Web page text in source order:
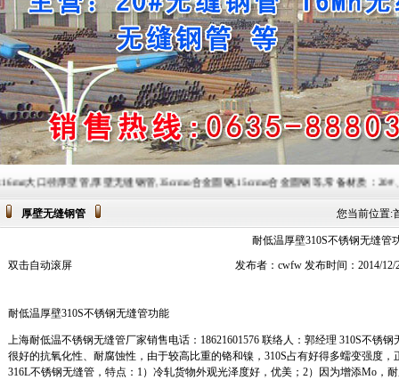
大口径厚壁管,厚壁无缝钢管,35crmo合金圆钢,15crmo合金圆钢等,常备材质：20#
厚壁无缝钢管 您当前位置:
耐低温厚壁310S不锈钢无缝管
双击自动滚屏
发布者：cwfw 发布时间：2014/12/
耐低温厚壁310S不锈钢无缝管功能
上海耐低温不锈钢无缝管厂家销售电话：18621601576 联络人：郭经理 310S不锈
很好的抗氧化性、耐腐蚀性，由于较高比重的铬和镍，310S占有好得多蠕变强度
316L不锈钢无缝管，特点：1）冷轧货物外观光泽度好，优美；2）因为增添Mo，